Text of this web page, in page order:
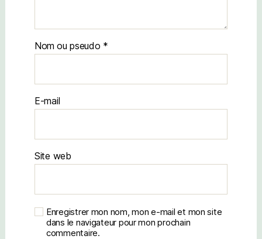
Nom
E-mail
Site web
Enregistrer mon nom, mon e-mail et mon site
dans le navigateur pour mon prochain
commentaire.